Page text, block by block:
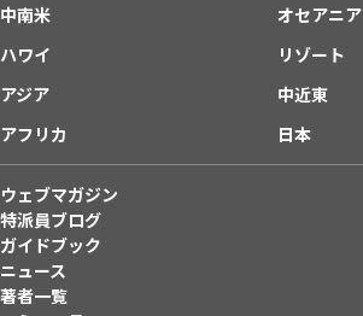
中南米
オセアニア
ハワイ
リゾート
アジア
中近東
アフリカ
日本
ウェブマガジン
特派員ブログ
ガイドブック
ニュース
著者一覧